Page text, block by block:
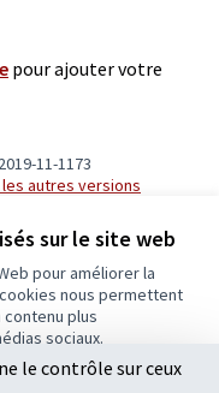
sur le site web
pour améliorer la
nous permettent
plus
sociaux.
pour ajouter votre
11-1173
les autres versions
le contrôle sur ceux